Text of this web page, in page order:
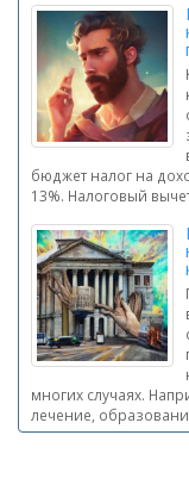
бюджет налог на
13%. Налоговый
многих случаях.
лечение,